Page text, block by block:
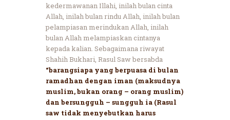
kedermawanan Illahi, inilah bulan cinta
Allah, inilah bulan rindu Allah, inilah bulan
pelampiasan merindukan Allah, inilah
bulan Allah melampiaskan cintanya
kepada kalian. Sebagaimana riwayat
Shahih Bukhari, Rasul Saw bersabda
“barangsiapa yang berpuasa di bulan
ramadhan dengan iman (maksudnya
muslim, bukan orang – orang muslim)
dan bersungguh – sungguh ia (Rasul
saw tidak menyebutkan harus